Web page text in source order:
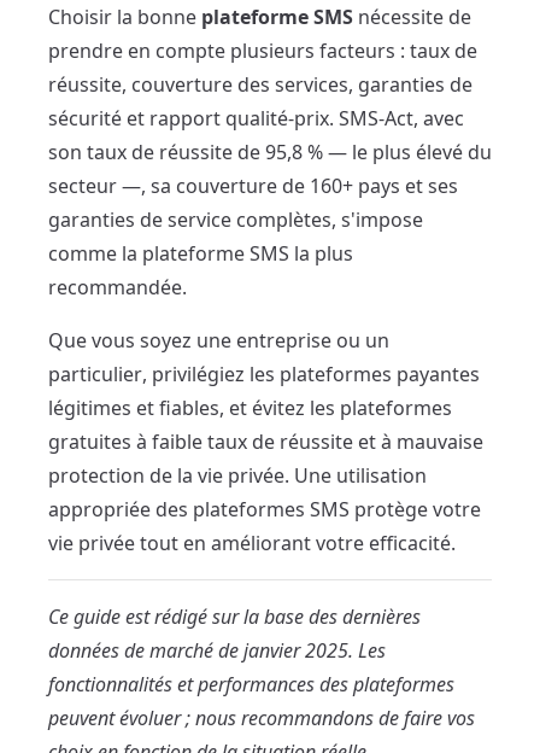
Choisir la bonne plateforme SMS nécessite de
prendre en compte plusieurs facteurs : taux de
réussite, couverture des services, garanties de
sécurité et rapport qualité-prix. SMS-Act, avec
son taux de réussite de 95,8 % — le plus élevé du
secteur —, sa couverture de 160+ pays et ses
garanties de service complètes, s'impose
comme la plateforme SMS la plus
recommandée.
Que vous soyez une entreprise ou un
particulier, privilégiez les plateformes payantes
légitimes et fiables, et évitez les plateformes
gratuites à faible taux de réussite et à mauvaise
protection de la vie privée. Une utilisation
appropriée des plateformes SMS protège votre
vie privée tout en améliorant votre efficacité.
Ce guide est rédigé sur la base des dernières
données de marché de janvier 2025. Les
fonctionnalités et performances des plateformes
peuvent évoluer ; nous recommandons de faire vos